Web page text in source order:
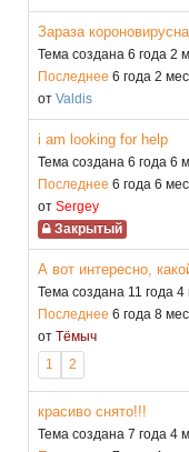
Зараза
Тема создана 6 года 2
Последнее 6 года 2
от Valdis
i am looking for help
Тема создана 6 года 6
Последнее 6 года 6
от Sergey
Закрытый
А вот интересно,
Тема создана 11 года 4
Последнее 6 года 8
от Тёмыч
1 2
красиво снято!!!
Тема создана 7 года 4